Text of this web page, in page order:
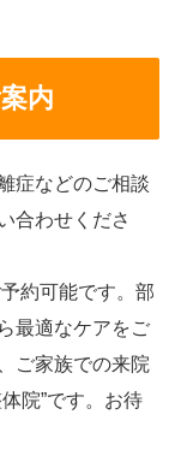
内
症などのご相談
合わせくださ
約可能です。部
最適なケアをご
ご家族での来院
院”です。お待